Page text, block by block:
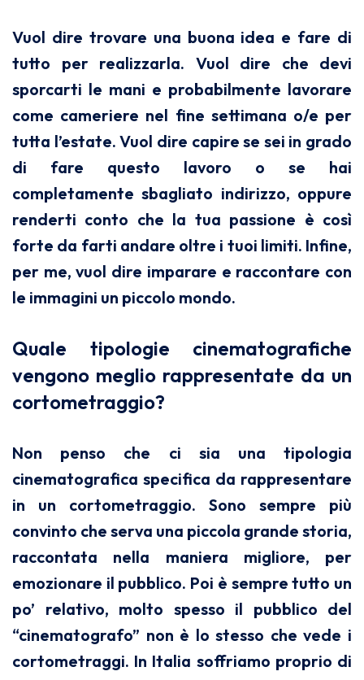
Vuol dire trovare una buona idea e fare di
tutto per realizzarla. Vuol dire che devi
sporcarti le mani e probabilmente lavorare
come cameriere nel fine settimana o/e per
tutta l’estate. Vuol dire capire se sei in grado
di fare questo lavoro o se hai
completamente sbagliato indirizzo, oppure
renderti conto che la tua passione è così
forte da farti andare oltre i tuoi limiti. Infine,
per me, vuol dire imparare e raccontare con
le immagini un piccolo mondo.
Quale tipologie cinematografiche
vengono meglio rappresentate da un
cortometraggio?
Non penso che ci sia una tipologia
cinematografica specifica da rappresentare
in un cortometraggio. Sono sempre più
convinto che serva una piccola grande storia,
raccontata nella maniera migliore, per
emozionare il pubblico. Poi è sempre tutto un
po’ relativo, molto spesso il pubblico del
“cinematografo” non è lo stesso che vede i
cortometraggi. In Italia soffriamo proprio di